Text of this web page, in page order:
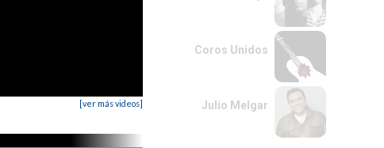
[ver más videos]
Coros Unidos
Julio Melgar